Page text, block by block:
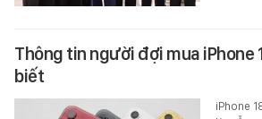
Thông tin người đợi mua iPhone
biết
iPhone